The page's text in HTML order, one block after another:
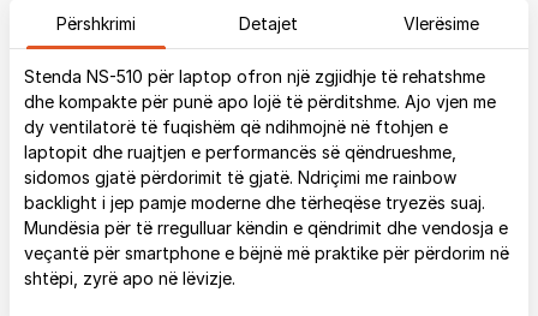
Përshkrimi Detajet Vlerësime
Stenda NS-510 për laptop ofron një zgjidhje të rehatshme
dhe kompakte për punë apo lojë të përditshme. Ajo vjen me
dy ventilatorë të fuqishëm që ndihmojnë në ftohjen e
laptopit dhe ruajtjen e performancës së qëndrueshme,
sidomos gjatë përdorimit të gjatë. Ndriçimi me rainbow
backlight i jep pamje moderne dhe tërheqëse tryezës suaj.
Mundësia për të rregulluar këndin e qëndrimit dhe vendosja e
veçantë për smartphone e bëjnë më praktike për përdorim në
shtëpi, zyrë apo në lëvizje.